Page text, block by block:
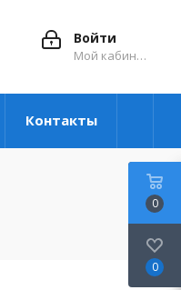
Войти
Мой кабинет
Контакты
0
0